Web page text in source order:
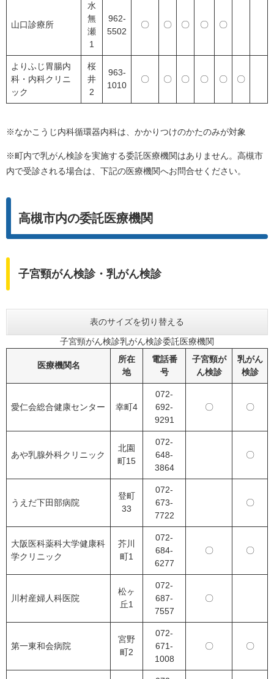
山口診療所
水
無
瀬
1
962-
5502
〇 〇 〇 〇 〇
よりふじ胃腸内
科・内科クリニ
ック
桜
井
2
963-
1010
〇 〇 〇 〇 〇 〇
※なかこうじ内科循環器内科は、かかりつけのかたのみが対象
※町内で乳がん検診を実施する委託医療機関はありません。高槻市
内で受診される場合は、下記の医療機関へお問合せください。
高槻市内の委託医療機関
子宮頸がん検診・乳がん検診
表のサイズを切り替える
子宮頸がん検診乳がん検診委託医療機関
医療機関名
所在
地
電話番
号
子宮頸が
ん検診
乳がん
検診
愛仁会総合健康センター 幸町4
072-
692-
9291
〇 〇
あや乳腺外科クリニック
北園
町15
072-
648-
3864
〇
うえだ下田部病院
登町
33
072-
673-
7722
〇
大阪医科薬科大学健康科
学クリニック
芥川
町1
072-
684-
6277
〇 〇
川村産婦人科医院
松ヶ
丘1
072-
687-
7557
〇
第一東和会病院
宮野
町2
072-
671-
1008
〇 〇